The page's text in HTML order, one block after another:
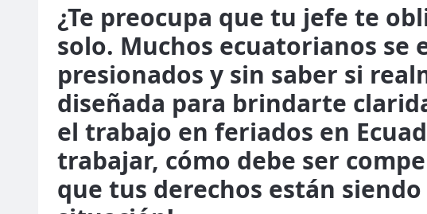
¿Te preocupa que tu jefe te
solo. Muchos ecuatorianos
presionados y sin saber si
diseñada para brindarte
el trabajo en feriados en
trabajar, cómo debe ser
que tus derechos están